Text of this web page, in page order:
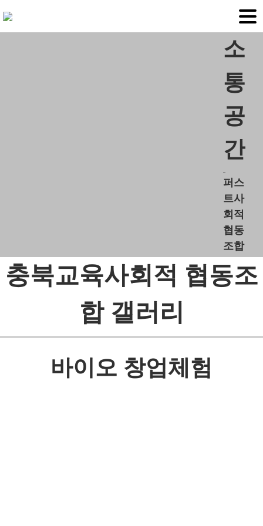
소
통
공
간
퍼스
트사
회적
협동
조합
충북교육사회적 협동조
합 갤러리
바이오 창업체험